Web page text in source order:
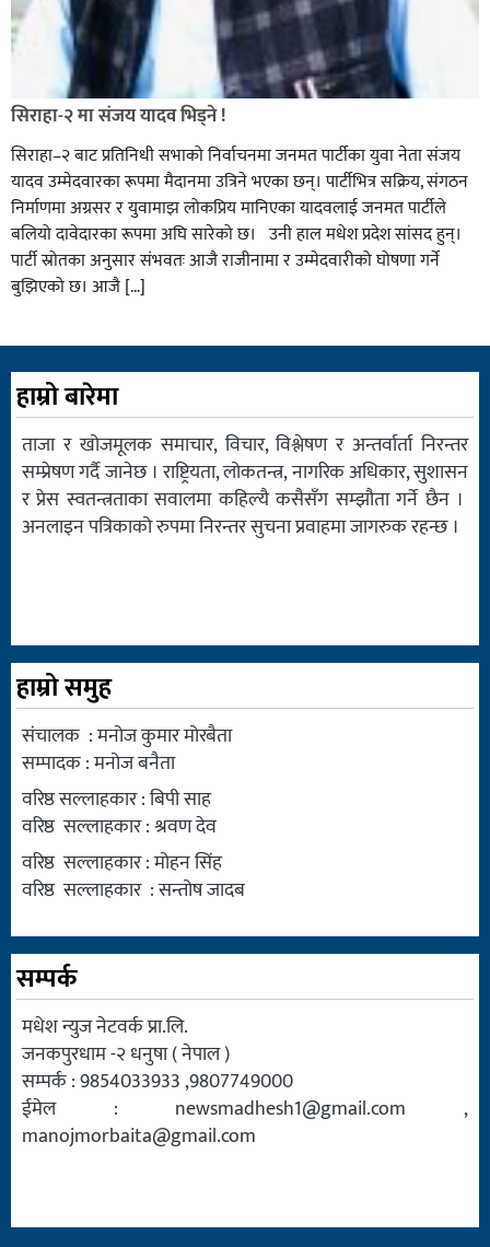
सिराहा-२ मा संजय यादव भिड्ने !
सिराहा–२ बाट प्रतिनिधी सभाको निर्वाचनमा जनमत पार्टीका युवा नेता संजय
यादव उम्मेदवारका रूपमा मैदानमा उत्रिने भएका छन्। पार्टीभित्र सक्रिय, संगठन
निर्माणमा अग्रसर र युवामाझ लोकप्रिय मानिएका यादवलाई जनमत पार्टीले
बलियो दावेदारका रूपमा अघि सारेको छ। उनी हाल मधेश प्रदेश सांसद हुन्।
पार्टी स्रोतका अनुसार संभवतः आजै राजीनामा र उम्मेदवारीको घोषणा गर्ने
बुझिएको छ। आजै […]
हाम्रो बारेमा
ताजा र खोजमूलक समाचार, विचार, विश्लेषण र अन्तर्वार्ता निरन्तर
सम्प्रेषण गर्दै जानेछ । राष्ट्रियता, लोकतन्त्र, नागरिक अधिकार, सुशासन
र प्रेस स्वतन्त्रताका सवालमा कहिल्यै कसैसँग सम्झौता गर्ने छैन ।
अनलाइन पत्रिकाको रुपमा निरन्तर सुचना प्रवाहमा जागरुक रहन्छ ।
हाम्रो समुह
संचालक : मनोज कुमार मोरबैता
सम्पादक : मनोज बनैता
वरिष्ठ सल्लाहकार : बिपी साह
वरिष्ठ सल्लाहकार : श्रवण देव
वरिष्ठ सल्लाहकार : मोहन सिंह
वरिष्ठ सल्लाहकार : सन्तोष जादब
सम्पर्क
मधेश न्युज नेटवर्क प्रा.लि.
जनकपुरधाम -२ धनुषा ( नेपाल )
सम्पर्क : 9854033933 ,9807749000
ईमेल : newsmadhesh1@gmail.com ,
manojmorbaita@gmail.com